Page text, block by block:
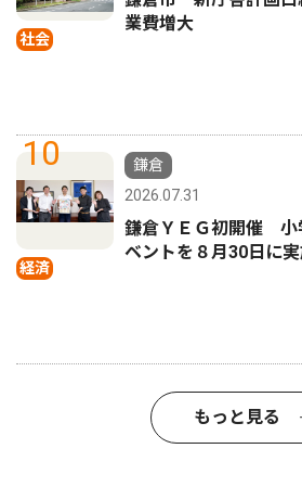
社会
業費増大
10
経済
鎌倉
2026.07.31
鎌倉ＹＥＧ初開催 小
ベントを８月30日に
もっと見る